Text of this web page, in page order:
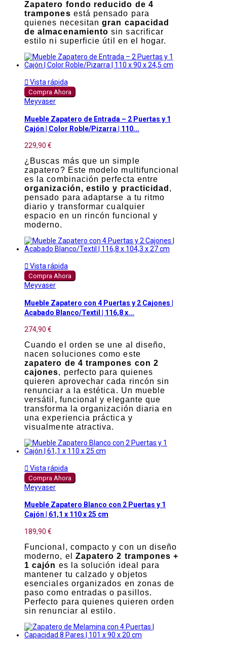
Zapatero fondo reducido de 4
trampones está pensado para
quienes necesitangran capacidad
de almacenamiento sin sacrificar
estilo ni superficie útil en el hogar.
 Vista rápida
Compra Ahora
Meyvaser
Mueble Zapatero de Entrada – 2 Puertas y 1
Cajón | Color Roble/Pizarra | 110...
229,90 €
¿Buscas más que un simple
zapatero? Este modelo multifuncional
es la combinación perfecta entre
organización, estilo y practicidad ,
pensado para adaptarse a tu ritmo
diario y transformar cualquier
espacio en un rincón funcional y
moderno.
 Vista rápida
Compra Ahora
Meyvaser
Mueble Zapatero con 4 Puertas y 2 Cajones |
Acabado Blanco/Textil | 116,8 x...
274,90 €
Cuando el orden se une al diseño,
nacen soluciones como este
zapatero de 4 trampones con 2
cajones, perfecto para quienes
quieren aprovechar cada rincón sin
renunciar a la estética. Un mueble
versátil, funcional y elegante que
transforma la organización diaria en
una experiencia práctica y
visualmente atractiva.
 Vista rápida
Compra Ahora
Meyvaser
Mueble Zapatero Blanco con 2 Puertas y 1
Cajón | 61,1 x 110 x 25 cm
189,90 €
Funcional, compacto y con un diseño
moderno, el Zapatero 2 trampones +
1 cajón es la solución ideal para
mantener tu calzado y objetos
esenciales organizados en zonas de
paso como entradas o pasillos.
Perfecto para quienes quieren orden
sin renunciar al estilo.